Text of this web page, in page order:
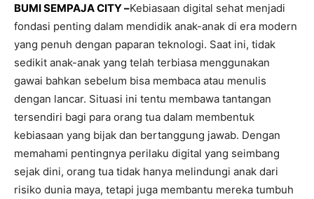
BUMI SEMPAJA CITY –Kebiasaan digital sehat menjadi
fondasi penting dalam mendidik anak-anak di era modern
yang penuh dengan paparan teknologi. Saat ini, tidak
sedikit anak-anak yang telah terbiasa menggunakan
gawai bahkan sebelum bisa membaca atau menulis
dengan lancar. Situasi ini tentu membawa tantangan
tersendiri bagi para orang tua dalam membentuk
kebiasaan yang bijak dan bertanggung jawab. Dengan
memahami pentingnya perilaku digital yang seimbang
sejak dini, orang tua tidak hanya melindungi anak dari
risiko dunia maya, tetapi juga membantu mereka tumbuh